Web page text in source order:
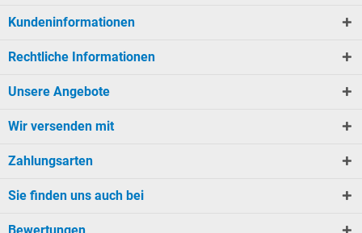
Kundeninformationen
Rechtliche Informationen
Unsere Angebote
Wir versenden mit
Zahlungsarten
Sie finden uns auch bei
Bewertungen